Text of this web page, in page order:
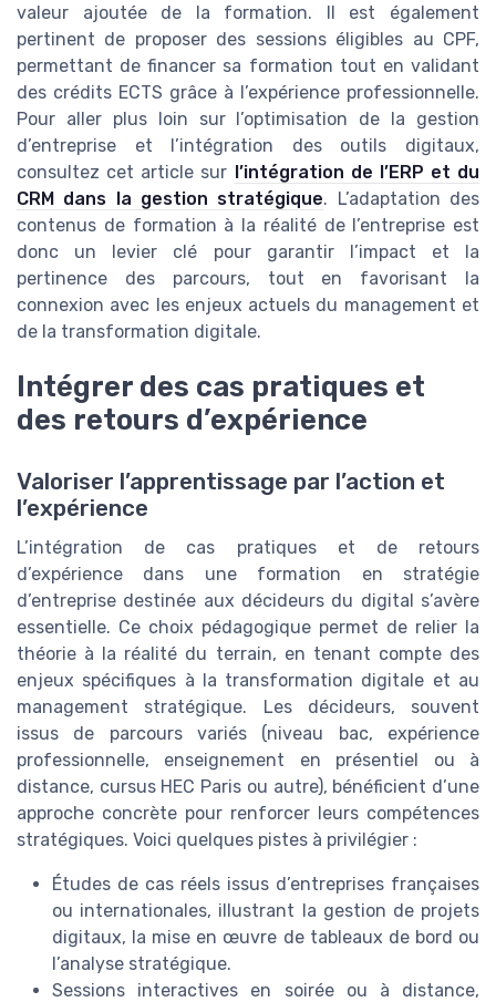
valeur ajoutée de la formation. Il est également
pertinent de proposer des sessions éligibles au CPF,
permettant de financer sa formation tout en validant
des crédits ECTS grâce à l’expérience professionnelle.
Pour aller plus loin sur l’optimisation de la gestion
d’entreprise et l’intégration des outils digitaux,
consultez cet article sur l’intégration de l’ERP et du
CRM dans la gestion stratégique. L’adaptation des
contenus de formation à la réalité de l’entreprise est
donc un levier clé pour garantir l’impact et la
pertinence des parcours, tout en favorisant la
connexion avec les enjeux actuels du management et
de la transformation digitale.
Intégrer des cas pratiques et
des retours d’expérience
Valoriser l’apprentissage par l’action et
l’expérience
L’intégration de cas pratiques et de retours
d’expérience dans une formation en stratégie
d’entreprise destinée aux décideurs du digital s’avère
essentielle. Ce choix pédagogique permet de relier la
théorie à la réalité du terrain, en tenant compte des
enjeux spécifiques à la transformation digitale et au
management stratégique. Les décideurs, souvent
issus de parcours variés (niveau bac, expérience
professionnelle, enseignement en présentiel ou à
distance, cursus HEC Paris ou autre), bénéficient d’une
approche concrète pour renforcer leurs compétences
stratégiques. Voici quelques pistes à privilégier :
Études de cas réels issus d’entreprises françaises
ou internationales, illustrant la gestion de projets
digitaux, la mise en œuvre de tableaux de bord ou
l’analyse stratégique.
Sessions interactives en soirée ou à distance,